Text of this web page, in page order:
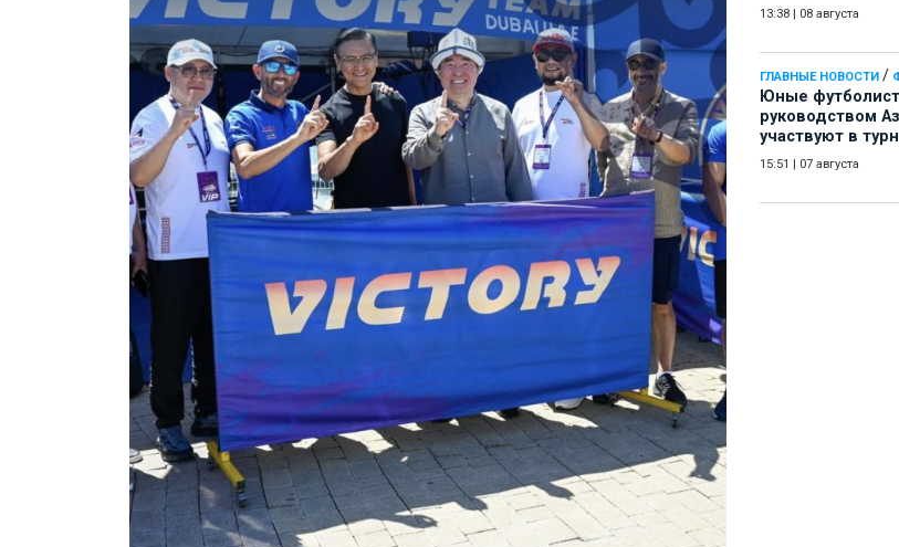
13:38 08 августа
ГЛАВНЫЕ НОВОСТИ /
Юные
руководством
участвуют в
15:51 07 августа